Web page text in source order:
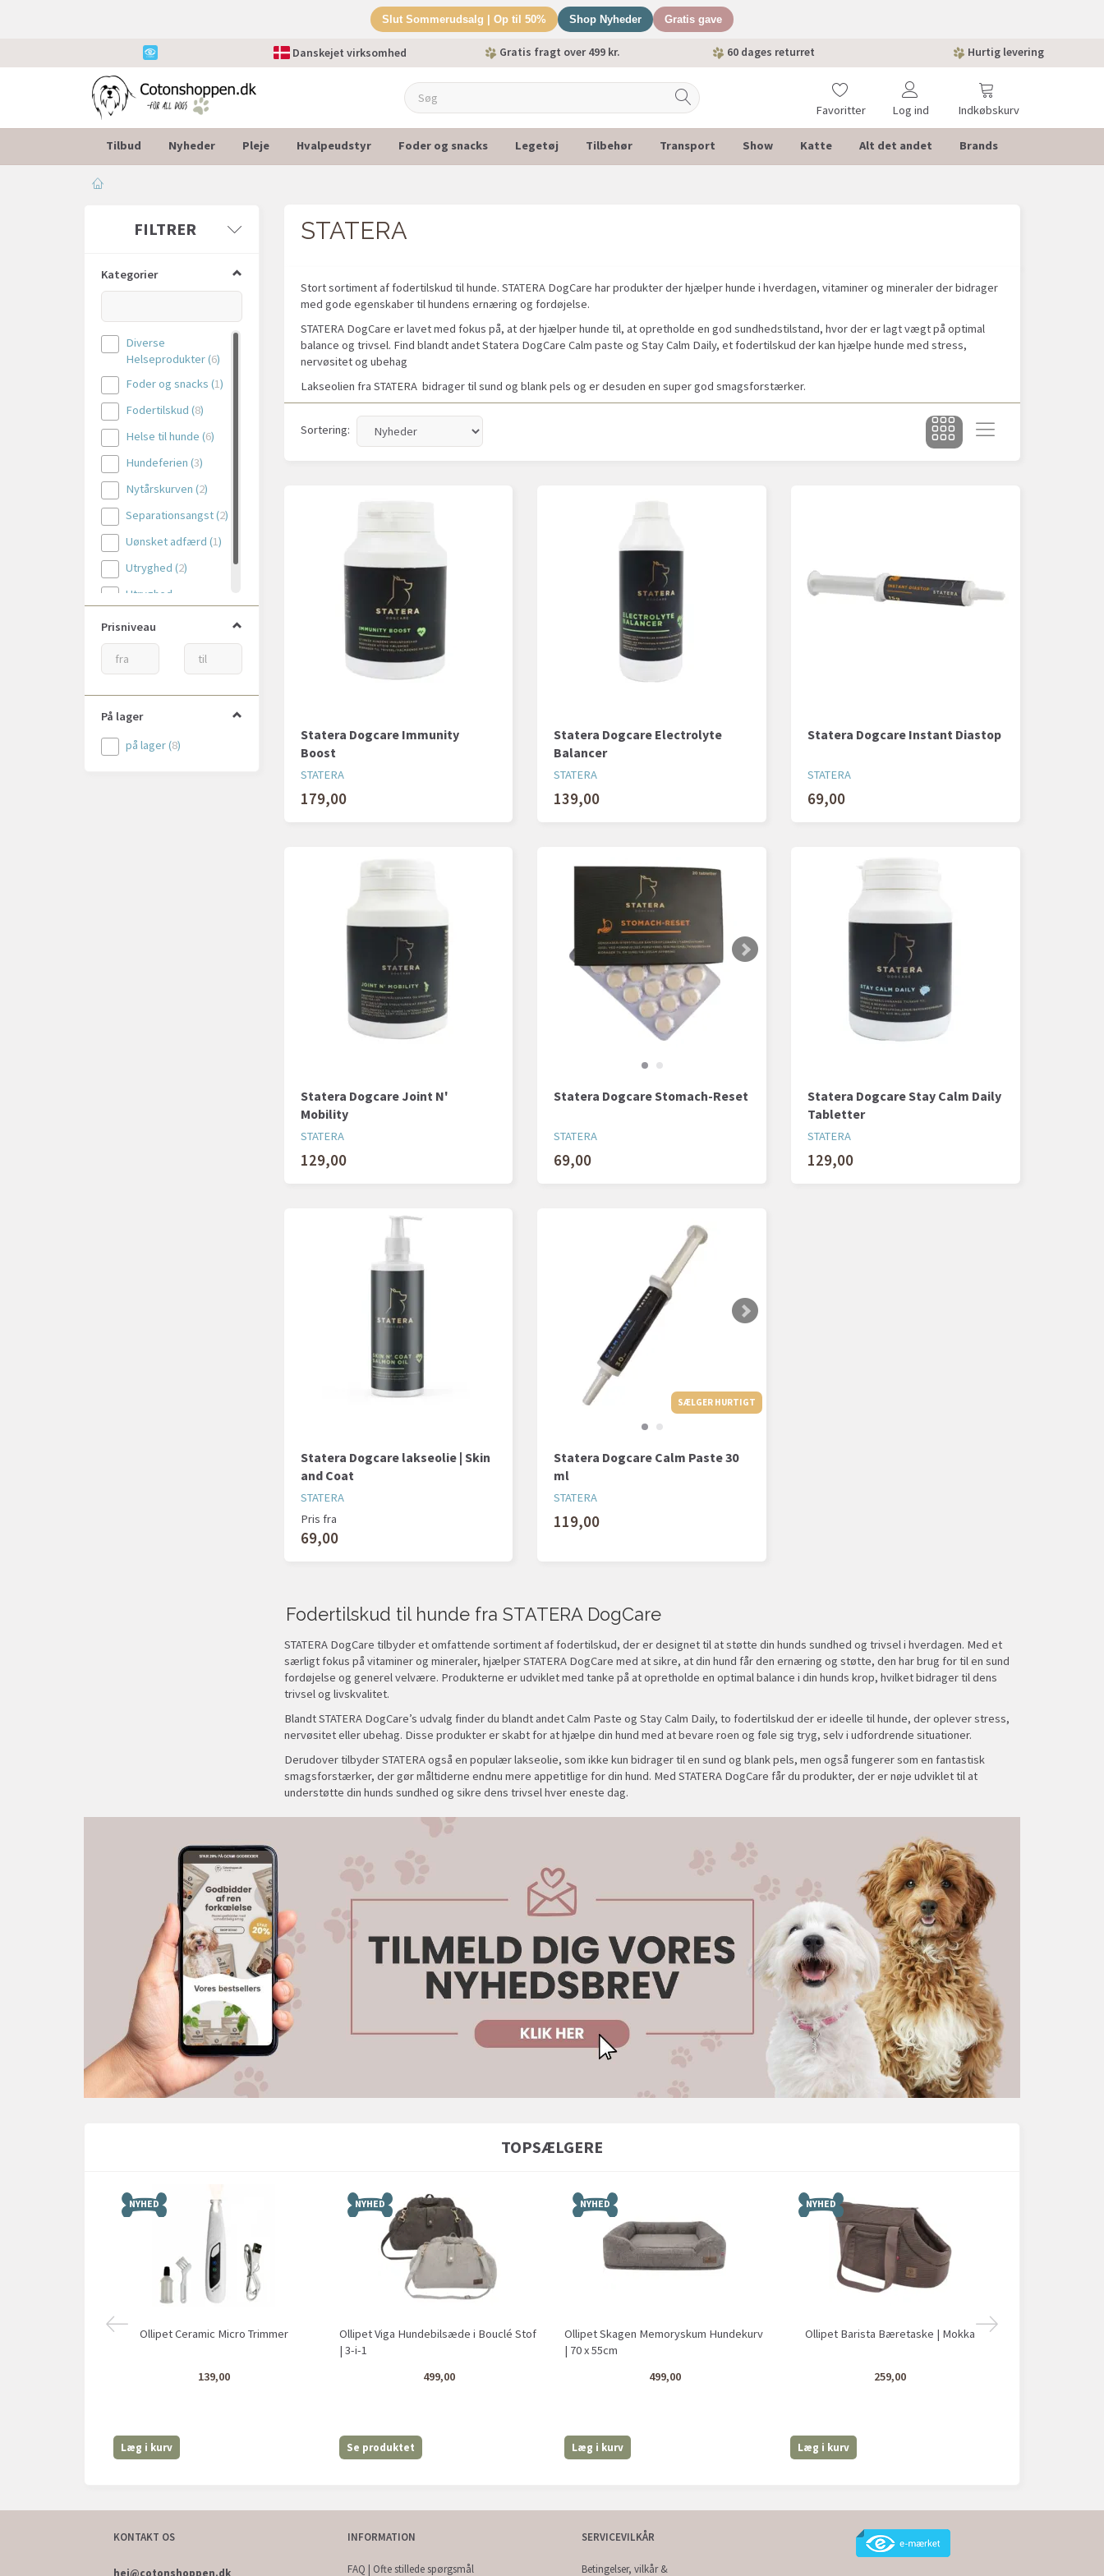
Slut Sommerudsalg | Op til 50% Shop Nyheder Gratis gave
Danskejet virksomhed Gratis fragt over 499 kr. 60 dages returret Hurtig levering
Indkøbskurv
Favoritter Log ind
Tilbud Nyheder Pleje Hvalpeudstyr Foder og snacks Legetøj Tilbehør Transport Show Katte Alt det andet Brands
FILTRER
Kategorier
Diverse
Helseprodukter(6)
Foder og snacks (1)
Fodertilskud (8)
Helse til hunde (6)
Hundeferien (3)
Nytårskurven (2)
Separationsangst(2)
Uønsket adfærd (1)
Utryghed (2)
Utryghed
nytårsaften(2)
Prisniveau
På lager
på lager(8)
STATERA
Stort sortiment af fodertilskud til hunde. STATERA DogCare har produkter der hjælper hunde i hverdagen, vitaminer og mineraler der bidrager
med gode egenskaber til hundens ernæring og fordøjelse.
STATERA DogCare er lavet med fokus på, at der hjælper hunde til, at opretholde en god sundhedstilstand, hvor der er lagt vægt på optimal
balance og trivsel. Find blandt andet Statera DogCare Calm paste og Stay Calm Daily, et fodertilskud der kan hjælpe hunde med stress,
nervøsitet og ubehag
Lakseolien fra STATERA bidrager til sund og blank pels og er desuden en super god smagsforstærker.
Sortering:
Statera Dogcare Immunity
Boost
STATERA
179,00
Statera Dogcare Electrolyte
Balancer
STATERA
139,00
Statera Dogcare Instant Diastop
STATERA
69,00
Statera Dogcare Joint N'
Mobility
STATERA
129,00
Statera Dogcare Stomach-Reset
STATERA
69,00
Statera Dogcare Stay Calm Daily
Tabletter
STATERA
129,00
Statera Dogcare lakseolie | Skin
and Coat
STATERA
Pris fra
69,00
SÆLGER HURTIGT
Statera Dogcare Calm Paste 30
ml
STATERA
119,00
Fodertilskud til hunde fra STATERA DogCare
STATERA DogCare tilbyder et omfattende sortiment af fodertilskud, der er designet til at støtte din hunds sundhed og trivsel i hverdagen. Med et
særligt fokus på vitaminer og mineraler, hjælper STATERA DogCare med at sikre, at din hund får den ernæring og støtte, den har brug for til en sund
fordøjelse og generel velvære. Produkterne er udviklet med tanke på at opretholde en optimal balance i din hunds krop, hvilket bidrager til dens
trivsel og livskvalitet.
Blandt STATERA DogCare’s udvalg finder du blandt andet Calm Paste og Stay Calm Daily, to fodertilskud der er ideelle til hunde, der oplever stress,
nervøsitet eller ubehag. Disse produkter er skabt for at hjælpe din hund med at bevare roen og føle sig tryg, selv i udfordrende situationer.
Derudover tilbyder STATERA også en populær lakseolie, som ikke kun bidrager til en sund og blank pels, men også fungerer som en fantastisk
smagsforstærker, der gør måltiderne endnu mere appetitlige for din hund. Med STATERA DogCare får du produkter, der er nøje udviklet til at
understøtte din hunds sundhed og sikre dens trivsel hver eneste dag.
TOPSÆLGERE
NYHED
Ollipet Ceramic Micro Trimmer
139,00
Læg i kurv
NYHED
Ollipet Viga Hundebilsæde i Bouclé Stof
| 3-i-1
499,00
Se produktet
NYHED
Ollipet Skagen Memoryskum Hundekurv
| 70 x 55cm
499,00
Læg i kurv
NYHED
Ollipet Barista Bæretaske | Mokka
259,00
Læg i kurv
KONTAKT OS
hej@cotonshoppen.dk
INFORMATION
FAQ | Ofte stillede spørgsmål
SERVICEVILKÅR
Betingelser, vilkår &